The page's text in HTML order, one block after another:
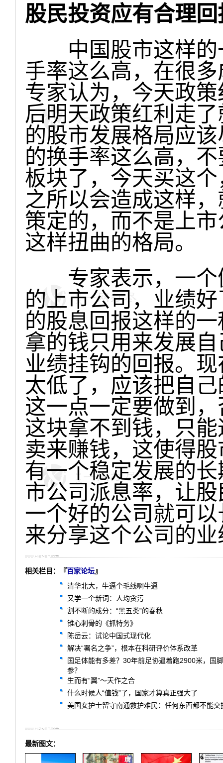
股民投资应有合理回
中国股市这样的
手率这么高，在很
专家认为，今天政
后明天政策红利走
的股市发展格局应
的换手率这么高，
板块了，今天买这
之所以会造成这样
策定的，而不是上
这样扭曲的格局。
专家表示，一个
的上市公司，业绩
的股息回报这样的
拿的钱只用来发展
业绩挂钩的回报。
太低了，应该把自
这一点一定要做到
这块拿不到钱，只
卖来赚钱，这使得
有一个稳定发展的
市公司派息率，让
一个好的公司就可
来分享这个公司的
相关栏目：『百家论坛』
清华北大，牛逼个毛线啊牛逼
又学一个新词：人均贪污
割不断的成分：“黑五类”的春秋
锥心刺骨的《抓特务》
陈岳云：试论中国式现代化
解决“署名之争”，根本在科研评价体系改革
国足体能有多差？30年前足协逼着跑2900米，国
参？
生而有“翼”～天作之合
什么时候人“值钱”了，国家才算真正强大了
美国女护士留守南通救护难民：任何东西都不能交
最新图文：